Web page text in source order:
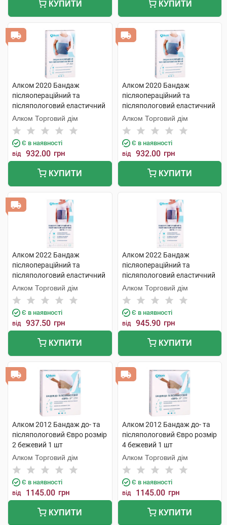
КУПИТИ КУПИТИ
Алком 2020 Бандаж
післяопераційний та
післяпологовий еластичний
розмір 5 1 шт
Алком Торговий дім
Є в наявності
від 932.00 грн
КУПИТИ
Алком 2020 Бандаж
післяопераційний та
післяпологовий еластичний
розмір 6 1 шт
Алком Торговий дім
Є в наявності
від 932.00 грн
КУПИТИ
Алком 2022 Бандаж
післяопераційний та
післяпологовий еластичний
Євро розмір 3 1 шт
Алком Торговий дім
Є в наявності
від 937.50 грн
КУПИТИ
Алком 2022 Бандаж
післяопераційний та
післяпологовий еластичний
Євро розмір 4 1 шт
Алком Торговий дім
Є в наявності
від 945.90 грн
КУПИТИ
Алком 2012 Бандаж до- та
післяпологовий Євро розмір
2 бежевий 1 шт
Алком Торговий дім
Є в наявності
від 1145.00 грн
КУПИТИ
Алком 2012 Бандаж до- та
післяпологовий Євро розмір
4 бежевий 1 шт
Алком Торговий дім
Є в наявності
від 1145.00 грн
КУПИТИ